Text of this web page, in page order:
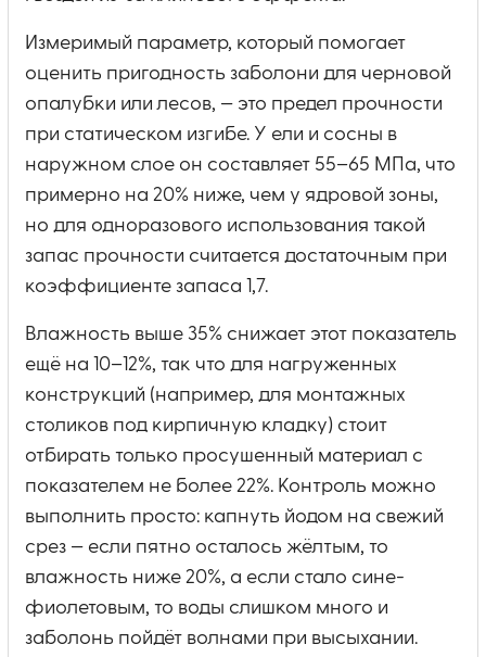
Измеримый параметр, который помогает
оценить пригодность заболони для черновой
опалубки или лесов, — это предел прочности
при статическом изгибе. У ели и сосны в
наружном слое он составляет 55–65 МПа, что
примерно на 20% ниже, чем у ядровой зоны,
но для одноразового использования такой
запас прочности считается достаточным при
коэффициенте запаса 1,7.
Влажность выше 35% снижает этот показатель
ещё на 10–12%, так что для нагруженных
конструкций (например, для монтажных
столиков под кирпичную кладку) стоит
отбирать только просушенный материал с
показателем не более 22%. Контроль можно
выполнить просто: капнуть йодом на свежий
срез — если пятно осталось жёлтым, то
влажность ниже 20%, а если стало сине-
фиолетовым, то воды слишком много и
заболонь пойдёт волнами при высыхании.